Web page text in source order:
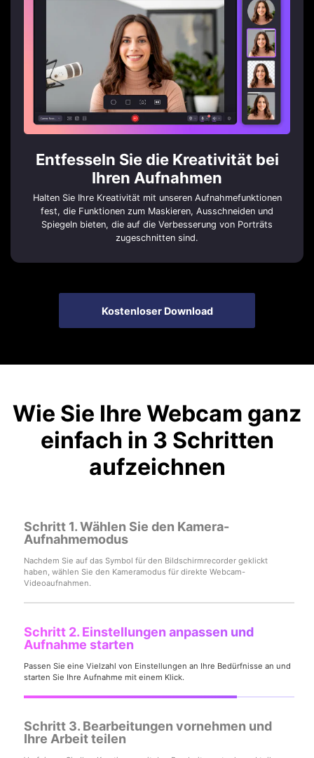
Entfesseln Sie die Kreativität bei
Ihren Aufnahmen
Halten Sie Ihre Kreativität mit unseren Aufnahmefunktionen
fest, die Funktionen zum Maskieren, Ausschneiden und
Spiegeln bieten, die auf die Verbesserung von Porträts
zugeschnitten sind.
Kostenloser Download
Wie Sie Ihre Webcam ganz
einfach in 3 Schritten
aufzeichnen
Schritt 1. Wählen Sie den Kamera-
Aufnahmemodus
Nachdem Sie auf das Symbol für den Bildschirmrecorder geklickt
haben, wählen Sie den Kameramodus für direkte Webcam-
Videoaufnahmen.
Schritt 2. Einstellungen anpassen und
Aufnahme starten
Passen Sie eine Vielzahl von Einstellungen an Ihre Bedürfnisse an und
starten Sie Ihre Aufnahme mit einem Klick.
Schritt 3. Bearbeitungen vornehmen und
Ihre Arbeit teilen